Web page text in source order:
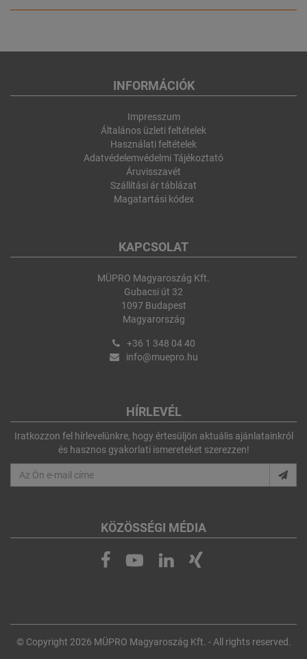
INFORMÁCIÓK
Impresszum
Általános üzleti feltételek
Használati feltételek
Adatvédelemvédelmi Tájékoztató
Áruvisszavét
Szállítási ár táblázat
Magatartási kódex
KAPCSOLAT
MÜPRO Magyaroszág Kft.
Gubacsi út 32
1097 Budapest
Magyarország
+36 1 348 04 40
info@muepro.hu
HÍRLEVÉL
Iratkozzon fel hírlevelünkre, hogy értesüljön aktuális ajánlatainkról
és hasznos gyakorlati ismereteket szerezzen!
KÖZÖSSÉGI MÉDIA
© Copyright 2026 MÜPRO Magyaroszág Kft. - All rights reserved.